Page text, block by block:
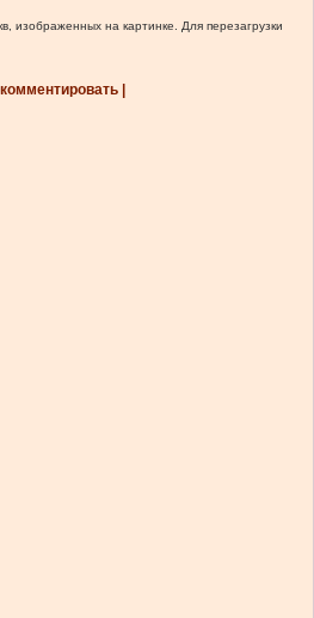
изображенных на картинке. Для перезагрузки
|